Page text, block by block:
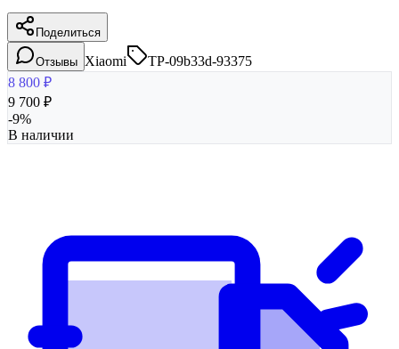
Поделиться
Отзывы Xiaomi
TP-09b33d-93375
8 800 ₽
9 700 ₽
-9%
В наличии